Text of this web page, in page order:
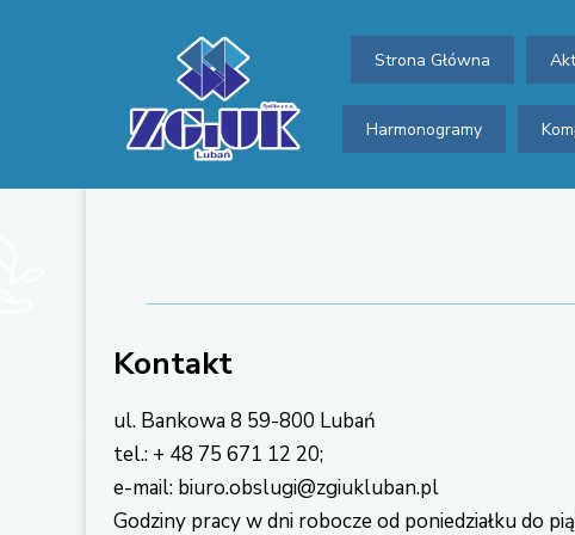
Strona Główna
Harmonogramy
Kontakt
ul. Bankowa 8 59-800 Lubań
tel.: + 48 75 671 12 20;
e-mail: biuro.obslugi@zgiukluban.pl
Godziny pracy w dni robocze od poniedziałku do